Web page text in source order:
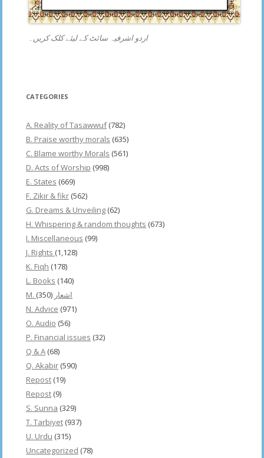
اردو اشرفیہ سائٹ کے لیئے کلک کریں۔
CATEGORIES
A. Reality of Tasawwuf(782)
B. Praise worthy morals (635)
C. Blame worthy Morals (561)
D. Acts of Worship (998)
E. States (669)
F. Zikir & fikr (562)
G. Dreams & Unveiling (62)
H. Whispering & random thoughts (673)
I. Miscellaneous (99)
J. Rights (1,128)
K. Fiqh (178)
L. Books (140)
M. اشعار (350)
N. Advice (971)
O. Audio (56)
P. Financial issues (32)
Q & A (68)
Q. Akabir (590)
Repost (19)
Repost (9)
S. Sunna (329)
T. Tarbiyet (937)
U. Urdu (315)
Uncategorized (78)